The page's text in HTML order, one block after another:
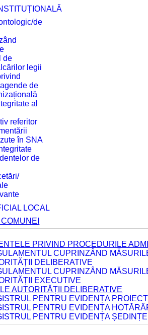
de
de
legii
de
al
referitor
în SNA
de
LOCAL
PRIVIND PROCEDURILE
CUPRINZÂND
DELIBERATIVE
CUPRINZÂND
EXECUTIVE
AUTORITĂȚII DELIBERATIVE
PENTRU EVIDENȚA
PENTRU EVIDENȚA
PENTRU EVIDENȚA